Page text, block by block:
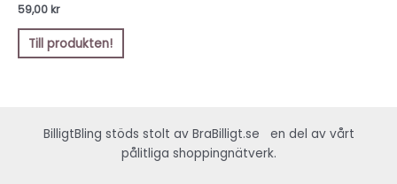
59,00kr
Till produkten!
BilligtBling stöds stolt av BraBilligt.se
en del av vårt
pålitliga shoppingnätverk.